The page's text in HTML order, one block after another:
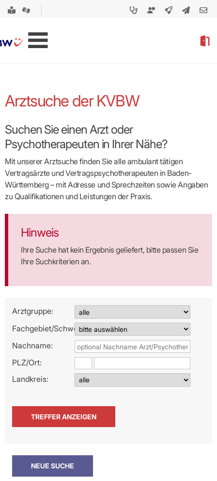
Arztsuche der KVBW
Suchen Sie einen Arzt oder
Psychotherapeuten in Ihrer Nähe?
Mit unserer Arztsuche finden Sie alle ambulant tätigen
Vertragsärzte und Vertragspsycho­therapeuten in Baden-
Württemberg – mit Adresse und Sprechzeiten sowie Angaben
zu Qualifikationen und Leistungen der Praxis.
Hinweis
Ihre Suche hat kein Ergebnis geliefert, bitte passen Sie
Ihre Suchkriterien an.
Arztgruppe:
Fachgebiet/Schwerpunkt:
Nachname:
PLZ/Ort:
Landkreis: